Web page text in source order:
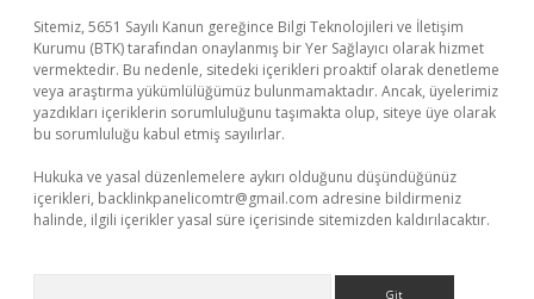
Sitemiz, 5651 Sayılı Kanun gereğince Bilgi Teknolojileri ve İletişim
Kurumu (BTK) tarafından onaylanmış bir Yer Sağlayıcı olarak hizmet
vermektedir. Bu nedenle, sitedeki içerikleri proaktif olarak denetleme
veya araştırma yükümlülüğümüz bulunmamaktadır. Ancak, üyelerimiz
yazdıkları içeriklerin sorumluluğunu taşımakta olup, siteye üye olarak
bu sorumluluğu kabul etmiş sayılırlar.
Hukuka ve yasal düzenlemelere aykırı olduğunu düşündüğünüz
içerikleri, backlinkpanelicomtr@gmail.com adresine bildirmeniz
halinde, ilgili içerikler yasal süre içerisinde sitemizden kaldırılacaktır.